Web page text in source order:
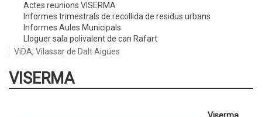
Actes reunions VISERMA
Informes trimestrals de recollida de residus urbans
Informes Aules Municipals
Lloguer sala polivalent de can Rafart
ViDA, Vilassar de Dalt Aigües
VISERMA